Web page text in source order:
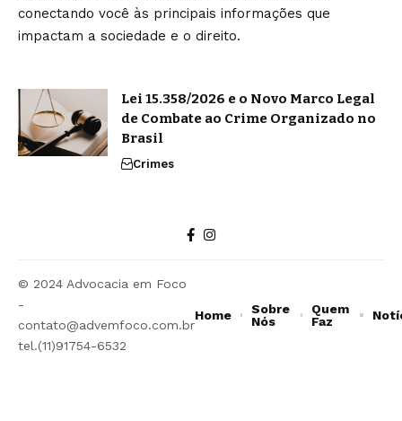
conectando você às principais informações que
impactam a sociedade e o direito.
Lei 15.358/2026 e o Novo Marco Legal
de Combate ao Crime Organizado no
Brasil
Crimes
© 2024 Advocacia em Foco
-
contato@advemfoco.com.br
tel.(11)91754-6532
Home
Sobre
Nós
Quem
Faz